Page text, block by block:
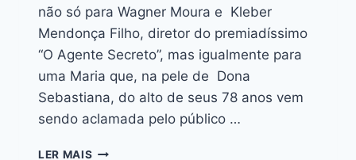
não só para Wagner Moura e Kleber
Mendonça Filho, diretor do premiadíssimo
“O Agente Secreto”, mas igualmente para
uma Maria que, na pele de Dona
Sebastiana, do alto de seus 78 anos vem
sendo aclamada pelo público …
LER MAIS